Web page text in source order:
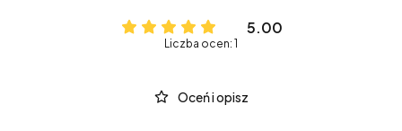
5.00
Liczba ocen: 1
Oceń i opisz